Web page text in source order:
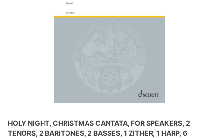
HOLY NIGHT, CHRISTMAS CANTATA, FOR SPEAKERS, 2
TENORS, 2 BARITONES, 2 BASSES, 1 ZITHER, 1 HARP, 6